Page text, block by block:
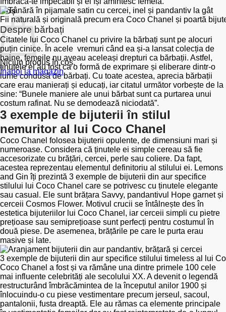
Coș
Niciun produs în coș.
Înapoi la magazin
Fii naturală și originală precum era Coco Chanel și poartă
Despre bărbați
Citatele lui Coco Chanel cu privire la bărbați sunt pe alocuri
puțin cinice. În acele vremuri când ea și-a lansat colecția de
haine, femeile nu aveau aceleași drepturi ca bărbații. Astfel,
ținutele ei au fost ca o formă de exprimare și eliberare dintr-o
lume condusă de bărbați. Cu toate acestea, aprecia bărbații
care erau manierați și educați, iar citatul următor vorbește de la
sine: “Bunele maniere ale unui bărbat sunt ca purtarea unui
costum rafinat. Nu se demodează niciodată”.
3 exemple de bijuterii în stilul
nemuritor al lui Coco Chanel
Coco Chanel folosea bijuterii opulente, de dimensiuni mari și
numeroase. Considera că ținutele ei simple cereau să fie
accesorizate cu brățări, cercei, perle sau coliere. Da fapt,
acestea reprezentau elementul definitoriu al stilului ei. Lemons
and Gin îți prezintă 3 exemple de bijuterii din aur specifice
stilului lui Coco Chanel care se potrivesc cu ținutele elegante
sau casual. Ele sunt brățara Savvy, pandantivul Hope garnet și
cerceii Cosmos Flower. Motivul crucii se întâlnește des în
estetica bijuteriilor lui Coco Chanel, iar cerceii simpli cu pietre
prețioase sau semiprețioase sunt perfecți pentru costumul în
două piese. De asemenea, brățările pe care le purta erau
masive și late.
3 exemple de bijuterii din aur specifice stilului timeless al lui
Coco Chanel a fost și va rămâne una dintre primele 100 cele
mai influente celebrități ale secolului XX. A devenit o legendă
restructurând îmbrăcămintea de la începutul anilor 1900 și
înlocuindu-o cu piese vestimentare precum jerseul, sacoul,
pantalonii, fusta dreaptă. Ele au rămas ca elemente principale